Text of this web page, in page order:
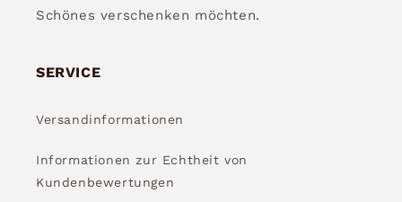
Schönes verschenken möchten.
SERVICE
Versandinformationen
Informationen zur Echtheit von
Kundenbewertungen